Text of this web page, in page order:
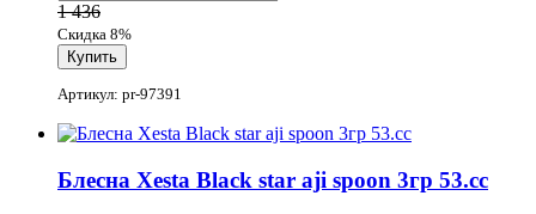
1 436
Скидка 8%
Артикул: pr-97391
Блесна Xesta Black star aji spoon 3гр 53.cc